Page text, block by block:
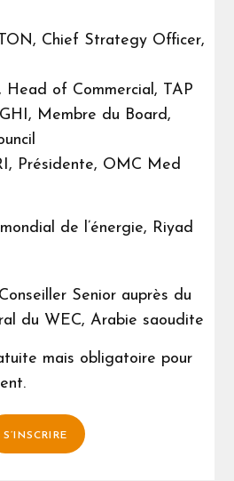
Chief Strategy Officer,
Head of Commercial, TAP
Membre du Board,
Présidente, OMC Med
de l’énergie, Riyad
Senior auprès du
du WEC, Arabie saoudite
mais obligatoire pour
S’INSCRIRE